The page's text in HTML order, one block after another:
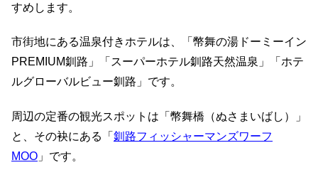
すめします。
市街地にある温泉付きホテルは、「幣舞の湯ドーミーイン
PREMIUM釧路」「スーパーホテル釧路天然温泉」「ホテ
ルグローバルビュー釧路」です。
周辺の定番の観光スポットは「幣舞橋（ぬさまいばし）」
と、その袂にある「 釧路フィッシャーマンズワーフ
MOO 」です。